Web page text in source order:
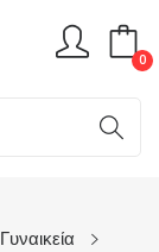
0
Γυναικεία